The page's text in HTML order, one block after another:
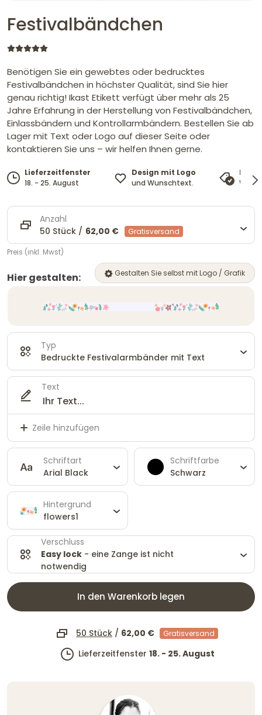
Festivalbändchen
Benötigen Sie ein gewebtes oder bedrucktes
Festivalbändchen in höchster Qualität, sind Sie hier
genau richtig! Ikast Etikett verfügt über mehr als 25
Jahre Erfahrung in der Herstellung von Festivalbändchen,
Einlassbändern und Kontrollarmbändern. Bestellen Sie ab
Lager mit Text oder Logo auf dieser Seite oder
kontaktieren Sie uns – wir helfen Ihnen gerne.
Lieferzeitfenster
18. - 25. August
Design mit Logo
und Wunschtext.
Wir
Anzahl
50 Stück / 62,00 € Gratisversand
Preis (inkl. Mwst)
Hier gestalten: Gestalten Sie selbst mit Logo / Grafik
Typ
Bedruckte Festivalarmbänder mit Text
Text
Zeile hinzufügen
Schriftart
Arial Black
Schriftfarbe
Schwarz
Hintergrund
flowers1
Verschluss
Easy lock - eine Zange ist nicht
notwendig
In den Warenkorb legen
50 Stück / 62,00 € Gratisversand
Lieferzeitfenster 18. - 25. August